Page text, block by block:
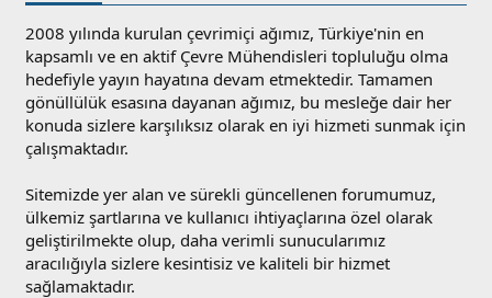
2008 yılında kurulan çevrimiçi ağımız, Türkiye'nin en
kapsamlı ve en aktif Çevre Mühendisleri topluluğu olma
hedefiyle yayın hayatına devam etmektedir. Tamamen
gönüllülük esasına dayanan ağımız, bu mesleğe dair her
konuda sizlere karşılıksız olarak en iyi hizmeti sunmak için
çalışmaktadır.
Sitemizde yer alan ve sürekli güncellenen forumumuz,
ülkemiz şartlarına ve kullanıcı ihtiyaçlarına özel olarak
geliştirilmekte olup, daha verimli sunucularımız
aracılığıyla sizlere kesintisiz ve kaliteli bir hizmet
sağlamaktadır.